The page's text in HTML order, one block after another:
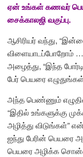
ஏன் உங்கள் கணவர்
சைக்காலஜி வகுப்பு.
ஆசிரியர் வந்து,
விளையாடப்போறோம்
அழைத்து, “இந்த
பேர் பெயரை
அந்த பெண்ணும்
“இதில் உங்களுக்கு
அழித்து விடுங்கள்”
ஐந்து பேரின் பெயரை
பெயரை அழிக்க